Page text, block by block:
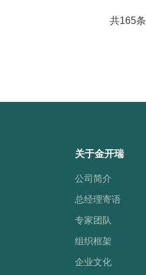
共165条
关于金开瑞
公司简介
总经理寄语
专家团队
组织框架
企业文化